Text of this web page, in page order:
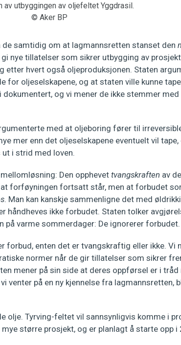
av utbyggingen av oljefeltet Yggdrasil.
© Aker BP
samtidig om at lagmannsretten stanset den
nye tillatelser som sikrer utbygging av
etter hvert også oljeproduksjonen. Staten
for oljeselskapene, og at staten ville kunne
dokumentert, og vi mener de ikke stemmer med
med at oljeboring fører til
mer enn det oljeselskapene eventuelt vil
i strid med loven.
Den opphevettvangskraften av
forføyningen fortsatt står, men at forbudet
. Man kan kanskje sammenligne det med
håndheves ikke forbudet. Staten tolker
på varme sommerdager: De ignorerer forbudet.
forbud, enten det er tvangskraftig eller ikke. Vi
normer når de gir tillatelser som sikrer
mener på sin side at deres oppførsel er i tråd
venter på en ny kjennelse fra lagmannsretten,
olje. Tyrving-feltet vil sannsynligvis komme i
mye større prosjekt, og er planlagt å starte opp i